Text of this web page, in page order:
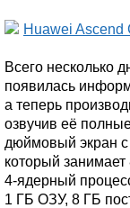
Всего несколько
появилась
а теперь
озвучив её
дюймовый экран
который
4-ядерный
1 ГБ ОЗУ, 8 ГБ